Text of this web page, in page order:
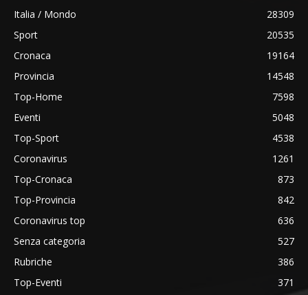
Italia / Mondo
28309
Sport
20535
Cronaca
19164
Provincia
14548
Top-Home
7598
Eventi
5048
Top-Sport
4538
Coronavirus
1261
Top-Cronaca
873
Top-Provincia
842
Coronavirus top
636
Senza categoria
527
Rubriche
386
Top-Eventi
371